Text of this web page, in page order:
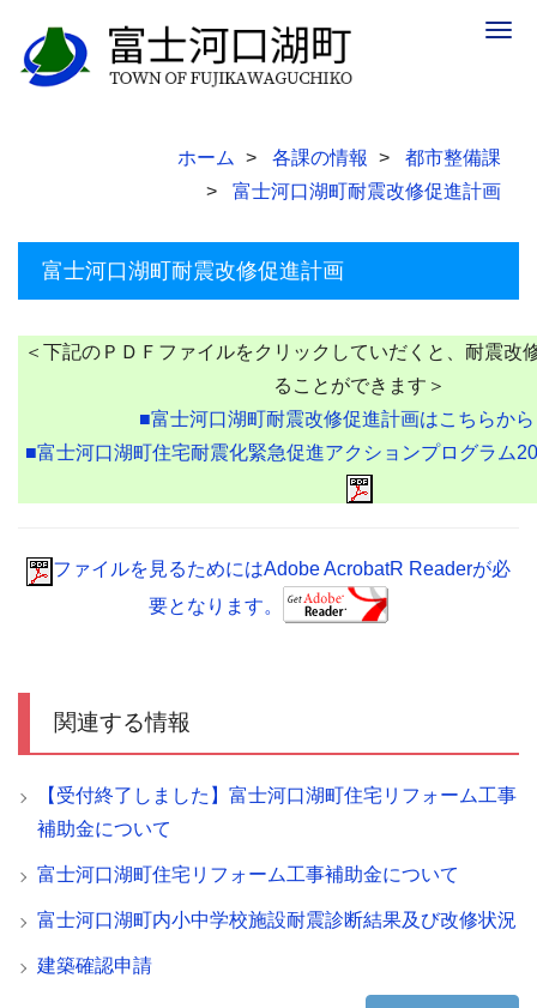
ホーム 各課の情報
都市整備課
富士河口湖町耐震改修促進計画
富士河口湖町耐震改修促進計画
＜下記のＰＤＦファイルをクリックしていだくと、耐震改
ることができます＞
■富士河口湖町耐震改修促進計画はこちら
■富士河口湖町住宅耐震化緊急促進アクションプログラ
ファイルを見るためにはAdobe AcrobatR Readerが必
要となります。
関連する情報
【受付終了しました】富士河口湖町住宅リフォーム工事
補助金について
富士河口湖町住宅リフォーム工事補助金について
富士河口湖町内小中学校施設耐震診断結果及び改修状況
建築確認申請